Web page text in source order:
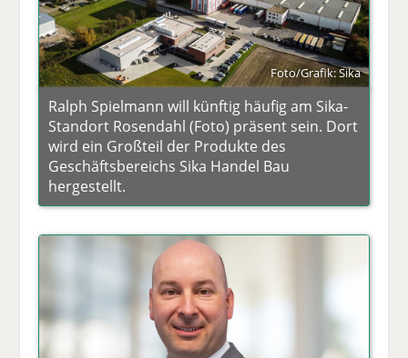
Foto/Grafik: Sika
Ralph Spielmann will künftig häufig am Sika-
Standort Rosendahl (Foto) präsent sein. Dort
wird ein Großteil der Produkte des
Geschäftsbereichs Sika Handel Bau
hergestellt.